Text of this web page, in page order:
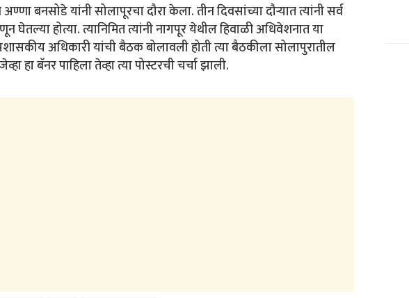
बनसोडे यांनी सोलापूरचा दौरा केला. तीन दिवसांच्या दौऱ्यात त्यांनी सर्व
घेतल्या होत्या. त्यानिमित त्यांनी नागपूर येथील हिवाळी अधिवेशनात या
अधिकारी यांची बैठक बोलावली होती त्या बैठकीला सोलापुरातील
हा बॅनर पाहिला तेव्हा त्या पोस्टरची चर्चा झाली.